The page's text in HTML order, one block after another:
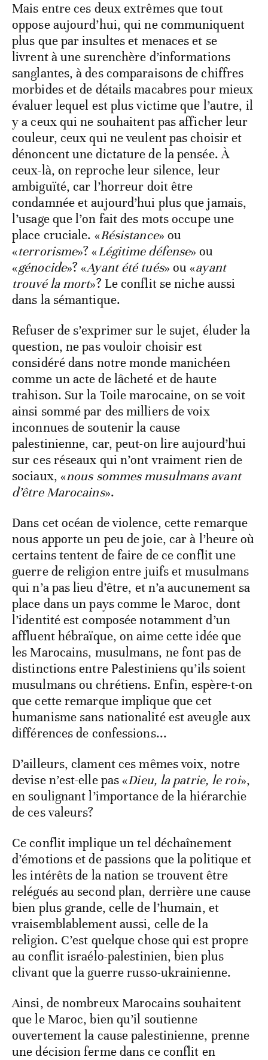
Mais entre ces deux extrêmes que tout
oppose aujourd’hui, qui ne communiquent
plus que par insultes et menaces et se
livrent à une surenchère d’informations
sanglantes, à des comparaisons de chiffres
morbides et de détails macabres pour mieux
évaluer lequel est plus victime que l’autre, il
y a ceux qui ne souhaitent pas afficher leur
couleur, ceux qui ne veulent pas choisir et
dénoncent une dictature de la pensée. À
ceux-là, on reproche leur silence, leur
ambiguïté, car l’horreur doit être
condamnée et aujourd’hui plus que jamais,
l’usage que l’on fait des mots occupe une
place cruciale. «Résistance» ou
«terrorisme»? «Légitime défense» ou
«génocide»? «Ayant été tués» ou «ayant
trouvé la mort»? Le conflit se niche aussi
dans la sémantique.
Refuser de s’exprimer sur le sujet, éluder la
question, ne pas vouloir choisir est
considéré dans notre monde manichéen
comme un acte de lâcheté et de haute
trahison. Sur la Toile marocaine, on se voit
ainsi sommé par des milliers de voix
inconnues de soutenir la cause
palestinienne, car, peut-on lire aujourd’hui
sur ces réseaux qui n’ont vraiment rien de
sociaux, «nous sommes musulmans avant
d’être Marocains».
Dans cet océan de violence, cette remarque
nous apporte un peu de joie, car à l’heure où
certains tentent de faire de ce conflit une
guerre de religion entre juifs et musulmans
qui n’a pas lieu d’être, et n’a aucunement sa
place dans un pays comme le Maroc, dont
l’identité est composée notamment d’un
affluent hébraïque, on aime cette idée que
les Marocains, musulmans, ne font pas de
distinctions entre Palestiniens qu’ils soient
musulmans ou chrétiens. Enfin, espère-t-on
que cette remarque implique que cet
humanisme sans nationalité est aveugle aux
différences de confessions...
D’ailleurs, clament ces mêmes voix, notre
devise n’est-elle pas «Dieu, la patrie, le roi»,
en soulignant l’importance de la hiérarchie
de ces valeurs?
Ce conflit implique un tel déchaînement
d’émotions et de passions que la politique et
les intérêts de la nation se trouvent être
relégués au second plan, derrière une cause
bien plus grande, celle de l’humain, et
vraisemblablement aussi, celle de la
religion. C’est quelque chose qui est propre
au conflit israélo-palestinien, bien plus
clivant que la guerre russo-ukrainienne.
Ainsi, de nombreux Marocains souhaitent
que le Maroc, bien qu’il soutienne
ouvertement la cause palestinienne, prenne
une décision ferme dans ce conflit en